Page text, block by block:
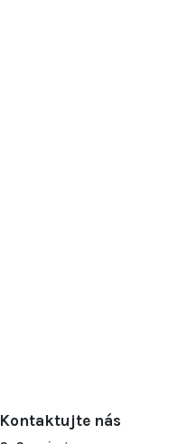
Kontaktujte nás